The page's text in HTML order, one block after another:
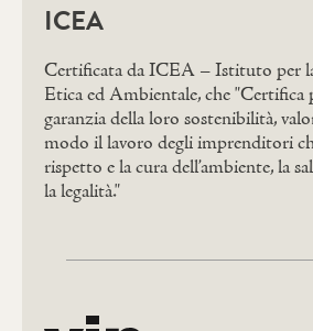
ICEA
Certificata da ICEA – Istituto per
Etica ed Ambientale, che
garanzia della loro sostenibilità,
modo il lavoro degli imprenditori
rispetto e la cura dell’ambiente, la
la legalità."